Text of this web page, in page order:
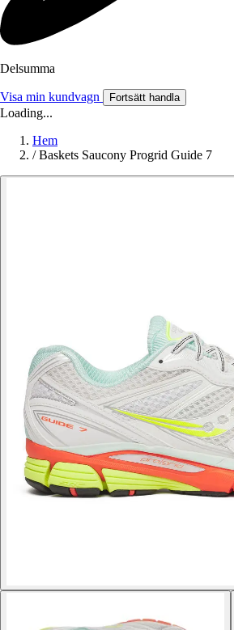
Delsumma
Visa min kundvagn Fortsätt handla
Loading...
Hem
/ Baskets Saucony Progrid Guide 7